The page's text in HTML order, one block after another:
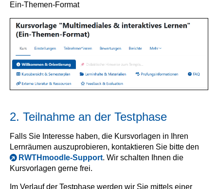
Ein-Themen-Format
2. Teilnahme an der Testphase
Falls Sie Interesse haben, die Kursvorlagen in Ihren
Lernräumen auszuprobieren, kontaktieren Sie bitte den
RWTHmoodle-Support. Wir schalten Ihnen die
Kursvorlagen gerne frei.
Im Verlauf der Testphase werden wir Sie mittels einer